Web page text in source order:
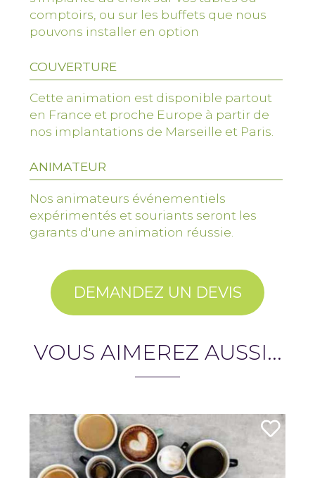
comptoirs, ou sur les buffets que nous
pouvons installer en option
COUVERTURE
Cette animation est disponible partout
en France et proche Europe à partir de
nos implantations de Marseille et Paris.
ANIMATEUR
Nos animateurs événementiels
expérimentés et souriants seront les
garants d'une animation réussie.
DEMANDEZ UN DEVIS
VOUS AIMEREZ AUSSI...